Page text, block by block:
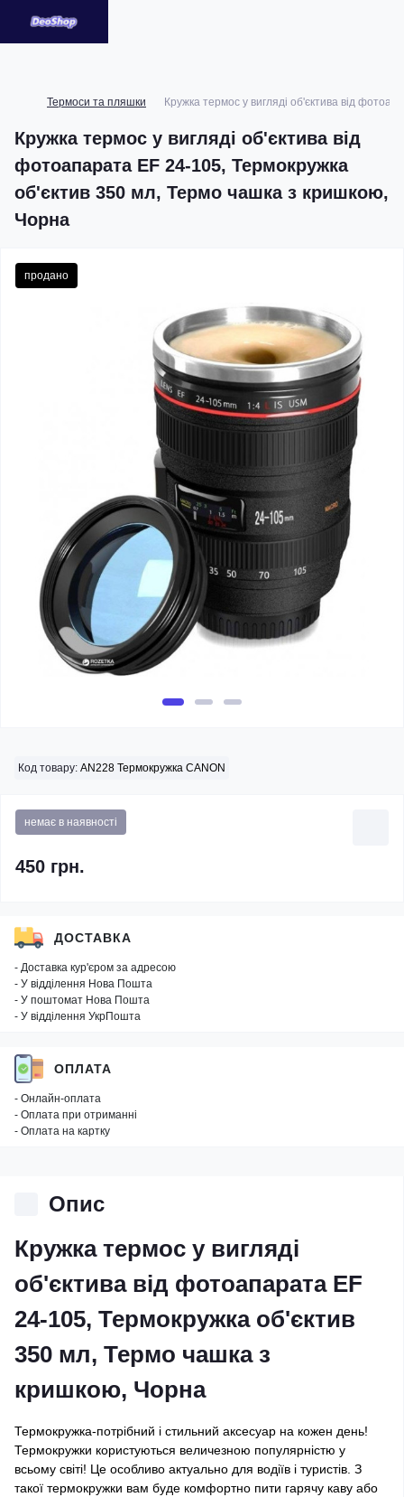
Термоси та пляшки Кружка термос у вигляді об'єктива від
Кружка термос у вигляді об'єктива від
фотоапарата EF 24-105, Термокружка
об'єктив 350 мл, Термо чашка з кришкою,
Чорна
продано
Код товару: AN228 Термокружка CANON
немає в наявності
450 грн.
ДОСТАВКА
- Доставка кур'єром за адресою
- У відділення Нова Пошта
- У поштомат Нова Пошта
- У відділення УкрПошта
ОПЛАТА
- Онлайн-оплата
- Оплата при отриманні
- Оплата на картку
Опис
Кружка термос у вигляді
об'єктива від фотоапарата EF
24-105, Термокружка об'єктив
350 мл, Термо чашка з
кришкою, Чорна
Термокружка-потрібний і стильний аксесуар на кожен день!
Термокружки користуються величезною популярністю у
всьому світі! Це особливо актуально для водіїв і туристів. З
такої термокружки вам буде комфортно пити гарячу каву або